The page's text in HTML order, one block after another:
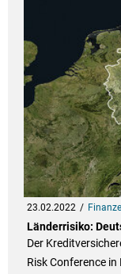
23.02.2022
Länderrisiko:
Der
Risk Conference